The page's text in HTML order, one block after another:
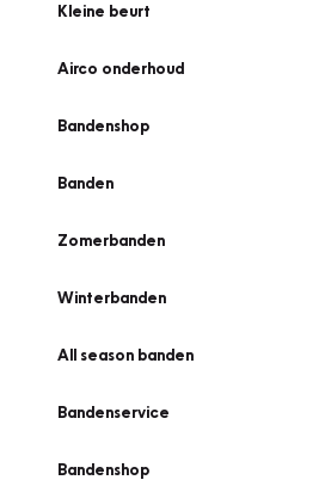
Kleine beurt
Airco onderhoud
Bandenshop
Banden
Zomerbanden
Winterbanden
All season banden
Bandenservice
Bandenshop